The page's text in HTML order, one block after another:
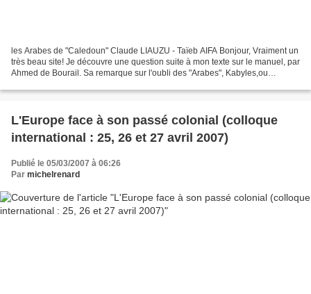
les Arabes de "Caledoun" Claude LIAUZU - Taïeb AIFA Bonjour, Vraiment un
très beau site! Je découvre une question suite à mon texte sur le manuel, par
Ahmed de Bourail. Sa remarque sur l'oubli des "Arabes", Kabyles,ou
L'Europe face à son passé colonial (colloque
international : 25, 26 et 27 avril 2007)
Publié le 05/03/2007 à 06:26
Par michelrenard